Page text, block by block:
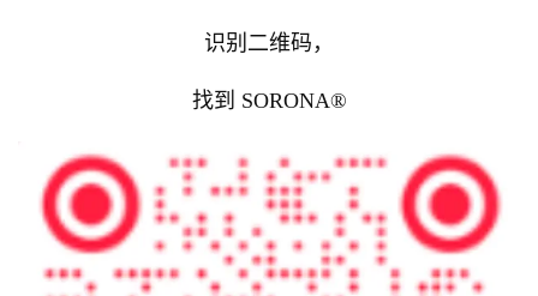
识别二维码，
找到 SORONA®